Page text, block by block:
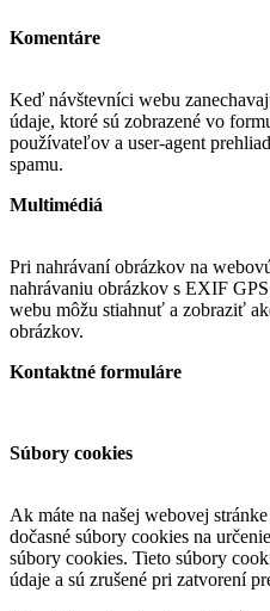
Komentáre
Keď návštevníci webu
údaje, ktoré sú zobrazené vo
používateľov a user-agent
spamu.
Multimédiá
Pri nahrávaní obrázkov na
nahrávaniu obrázkov s EXIF
webu môžu stiahnuť a zobraziť
obrázkov.
Kontaktné formuláre
Súbory cookies
Ak máte na našej webovej
dočasné súbory cookies na
súbory cookies. Tieto súbory
údaje a sú zrušené pri zatvorení